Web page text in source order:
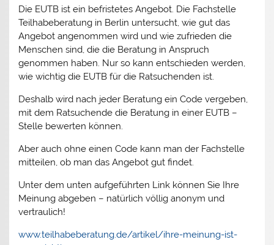
Die EUTB ist ein befristetes Angebot. Die Fachstelle
Teilhabeberatung in Berlin untersucht, wie gut das
Angebot angenommen wird und wie zufrieden die
Menschen sind, die die Beratung in Anspruch
genommen haben. Nur so kann entschieden werden,
wie wichtig die EUTB für die Ratsuchenden ist.
Deshalb wird nach jeder Beratung ein Code vergeben,
mit dem Ratsuchende die Beratung in einer EUTB –
Stelle bewerten können.
Aber auch ohne einen Code kann man der Fachstelle
mitteilen, ob man das Angebot gut findet.
Unter dem unten aufgeführten Link können Sie Ihre
Meinung abgeben – natürlich völlig anonym und
vertraulich!
www.teilhabeberatung.de/artikel/ihre-meinung-ist-